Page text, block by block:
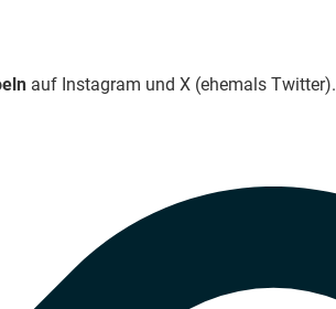
auf Instagram und X (ehemals Twitter).